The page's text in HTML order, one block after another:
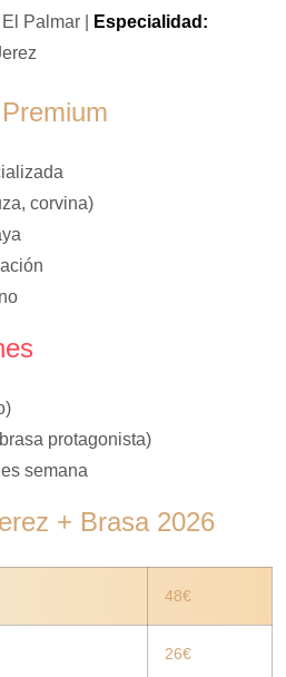
Palmar |
Especialidad:
corvina)
protagonista)
semana
+ Brasa 2026
48€
26€